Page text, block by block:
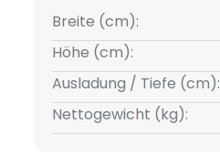
Breite (cm):
Höhe (cm):
Ausladung / Tiefe (cm):
Nettogewicht (kg):